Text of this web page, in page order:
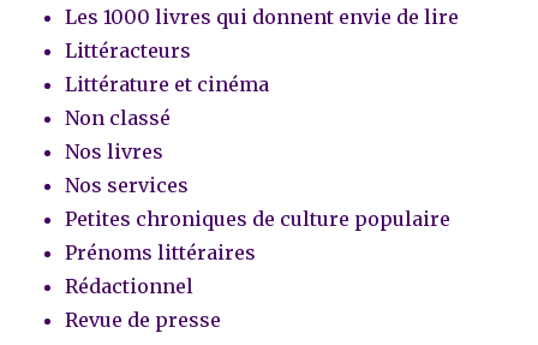
Les 1000 livres qui donnent envie de lire
Littéracteurs
Littérature et cinéma
Non classé
Nos livres
Nos services
Petites chroniques de culture populaire
Prénoms littéraires
Rédactionnel
Revue de presse